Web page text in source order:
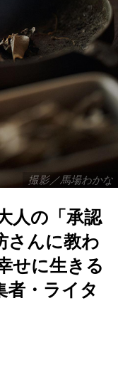
撮影／馬場わかな
人の「承認
さんに教わ
せに生きる
者・ライタ